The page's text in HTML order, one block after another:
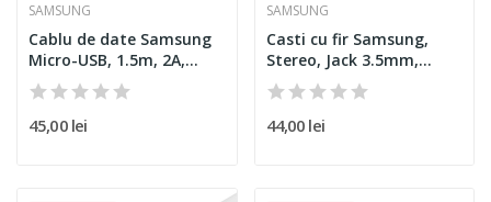
SAMSUNG
Cablu de date Samsung
Micro-USB, 1.5m, 2A,
alb,...
45,00 lei
SAMSUNG
Casti cu fir Samsung,
Stereo, Jack 3.5mm,
bulk,...
44,00 lei